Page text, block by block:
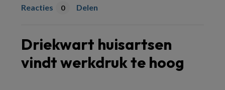
Reacties 0 Delen
Driekwart huisartsen
vindt werkdruk te hoog